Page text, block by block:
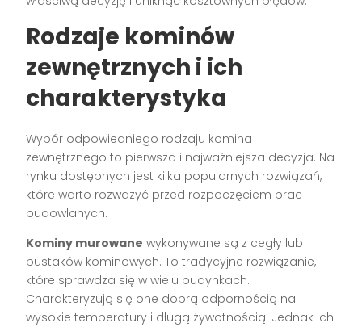
Rodzaje kominów
zewnętrznych i ich
charakterystyka
Wybór odpowiedniego rodzaju komina
zewnętrznego to pierwsza i najważniejsza decyzja. Na
rynku dostępnych jest kilka popularnych rozwiązań,
które warto rozważyć przed rozpoczęciem prac
budowlanych.
Kominy murowane wykonywane są z cegły lub
pustaków kominowych. To tradycyjne rozwiązanie,
które sprawdza się w wielu budynkach.
Charakteryzują się one dobrą odpornością na
wysokie temperatury i długą żywotnością. Jednak ich